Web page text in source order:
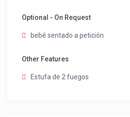
Optional - On Request
bebé sentado a petición
Other Features
Estufa de 2 fuegos